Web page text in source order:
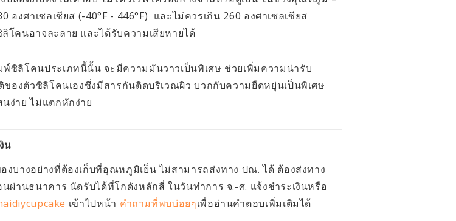
องศาเซลเซียส (-40°F - 446°F) และไม่ควรเกิน 260 องศาเซลเซียส
โคนอาจละลาย และได้รับความเสียหายได้
ซิลิโคนประเภทนี้นั้น จะมีความมันวาวเป็นพิเศษ ช่วยเพิ่มความน่ารับ
องตัวซิลิโคนเองซึ่งมีสารกันติดบริเวณผิว บวกกับความยืดหยุ่นเป็นพิเศษ
ง่าย ไม่แตกหักง่าย
น
บางอย่างที่ต้องเก็บที่อุณหภูมิเย็น ไม่สามารถส่งทาง ปณ. ได้ ต้องส่งทาง
ผ่านธนาคาร นัดรับได้ที่โกดังหลักสี่ ในวันทำการ จ.-ศ. แจ้งชำระเงินหรือ
เข้าไปหน้า คำถามที่พบบ่อยๆเพื่ออ่านคำตอบเพิ่มเติมได้